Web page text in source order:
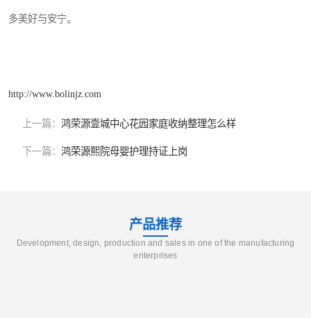
多美好与安宁。
http://www.bolinjz.com
上一篇： 鸿荣源壹城中心花园家庭收纳整理怎么样
下一篇： 鸿荣源熙院母婴护理持证上岗
产品推荐
Development, design, production and sales in one of the manufacturing
enterprises